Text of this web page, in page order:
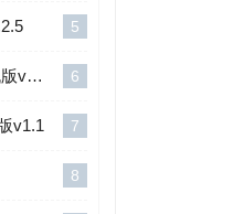
5
6
7
v1.1
8